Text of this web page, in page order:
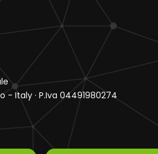
- Italy · P.Iva 04491980274